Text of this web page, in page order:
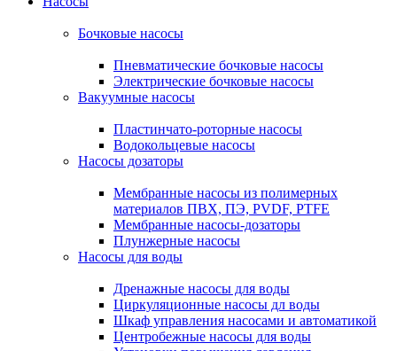
Бочковые насосы
Пневматические бочковые насосы
Электрические бочковые насосы
Вакуумные насосы
Пластинчато-роторные насосы
Водокольцевые насосы
Насосы дозаторы
Мембранные насосы из полимерных
материалов ПВХ, ПЭ, PVDF, PTFE
Мембранные насосы-дозаторы
Плунжерные насосы
Насосы для воды
Дренажные насосы для воды
Циркуляционные насосы дл воды
Шкаф управления насосами и автоматикой
Центробежные насосы для воды